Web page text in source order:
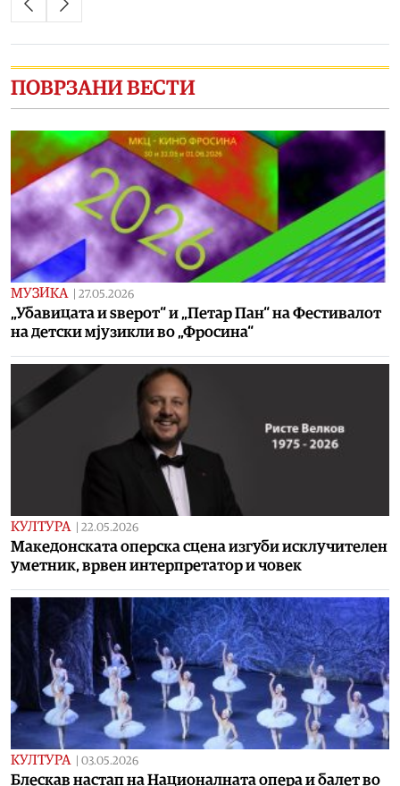
ПОВРЗАНИ ВЕСТИ
МУЗИКА | 27.05.2026
„Убавицата и ѕверот“ и „Петар Пан“ на Фестивалот
на детски мјузикли во „Фросина“
КУЛТУРА | 22.05.2026
Македонската оперска сцена изгуби исклучителен
уметник, врвен интерпретатор и човек
КУЛТУРА | 03.05.2026
Блескав настап на Националната опера и балет во